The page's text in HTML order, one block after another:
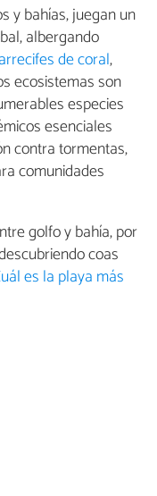
y bahías, juegan un
albergando
arrecifes de coral,
ecosistemas son
especies
esenciales
contra tormentas,
comunidades
golfo y bahía, por
coas
es la playa más